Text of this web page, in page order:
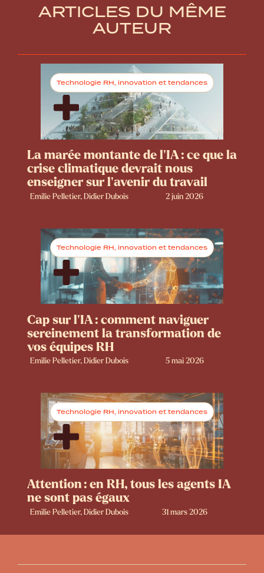
ARTICLES DU MÊME
AUTEUR
Technologie RH, innovation et tendances
La marée montante de l’IA : ce que la
crise climatique devrait nous
enseigner sur l’avenir du travail
Emilie Pelletier, Didier Dubois 2 juin 2026
Technologie RH, innovation et tendances
Cap sur l’IA : comment naviguer
sereinement la transformation de
vos équipes RH
Emilie Pelletier, Didier Dubois 5 mai 2026
Technologie RH, innovation et tendances
Attention : en RH, tous les agents IA
ne sont pas égaux
Emilie Pelletier, Didier Dubois 31 mars 2026